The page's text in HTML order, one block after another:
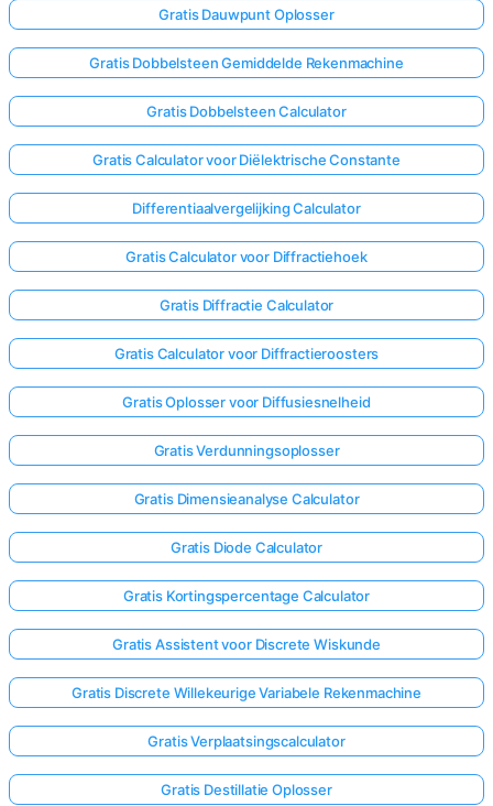
Log
in!
Gratis Dauwpunt Oplosser
Gratis Dobbelsteen Gemiddelde Rekenmachine
Gratis Dobbelsteen Calculator
Gratis Calculator voor Diëlektrische Constante
Differentiaalvergelijking Calculator
Gratis Calculator voor Diffractiehoek
Gratis Diffractie Calculator
Gratis Calculator voor Diffractieroosters
Gratis Oplosser voor Diffusiesnelheid
Gratis Verdunningsoplosser
Gratis Dimensieanalyse Calculator
Gratis Diode Calculator
Gratis Kortingspercentage Calculator
Gratis Assistent voor Discrete Wiskunde
Gratis Discrete Willekeurige Variabele Rekenmachine
Gratis Verplaatsingscalculator
Gratis Destillatie Oplosser